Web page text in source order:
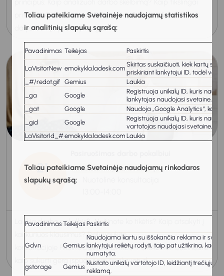
Toliau pateikiame Svetainėje naudojamų statistikos
ir analitinių slapukų sąrašą:
Pavadinimas Teikėjas Paskirtis
LaVisitorNew emokykla.ladesk.com
Skirtas suskaičiuoti, kiek kartų
priskiriant lankytojui ID, todėl
_#/redot.gif Gemius
Laukia
_ga
Google
Registruoja unikalų ID, kuris
lankytojas naudojasi svetaine,
_gat
Google
Naudoja „Google Analytics“, kad
_gid
Google
Registruoja unikalų ID, kuris
vartotojas naudojasi svetaine,
LaVisitorId_#emokykla.ladesk.com Laukia
Toliau pateikiame Svetainėje naudojamų rinkodaros
slapukų sąrašą:
PavadinimasTeikėjasPaskirtis
Gdvn Gemius
Naudojama kartu su iššokančia reklama ir
lankytojui reikėtų rodyti, taip pat užtikrina, kad
numatyta.
gstorage
Gemius
Nustato unikalų vartotojo ID, leidžiantį trečiųjų
reklamą.
pritaikyti CV? Kokia yra CV paskirtis? Pagrindinės CV
dalys. Savęs pristatymo ga...
21
Rugpjūtis
Individuali karjeros konsultacija
Laukia darbo pokalbis? Nežinote ko tikėtis? Kaip atsakyti į
kai kuriuos klausimus? Dalyvaukite
konsultacijoje PASIRUOŠIMAS DARBO POKALBIUI. Sužinosite
kaip sukurti gerą įspūdį: Kaip analizuoti d...